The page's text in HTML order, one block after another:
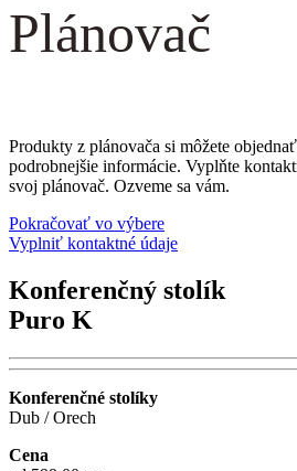
Plánovač
Produkty z plánovača si môžete
podrobnejšie informácie. Vyplňte
svoj plánovač. Ozveme sa vám.
Pokračovať vo výbere
Vyplniť kontaktné údaje
Konferenčný stolík
Puro K
Konferenčné stolíky
Dub / Orech
Cena